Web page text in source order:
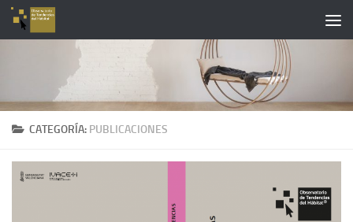
Saltar al contenido
CATEGORÍA: PUBLICACIONES